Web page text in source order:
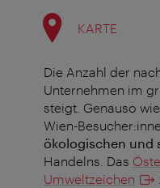
KARTE
Die Anzahl der
Unternehmen im
steigt. Genauso
Wien-
ökologischen und
Handelns. Das
Umweltzeichen